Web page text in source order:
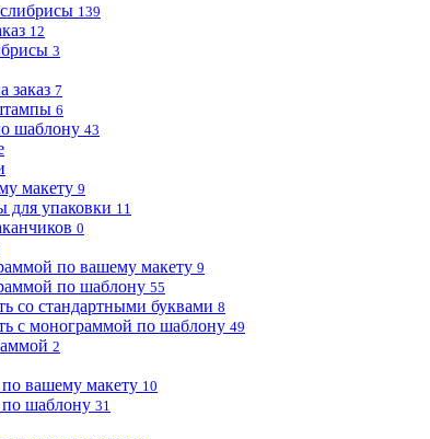
139
12
3
заказ 7
6
шаблону 43
макету 9
для упаковки 11
0
по вашему макету 9
по шаблону 55
со стандартными буквами 8
с монограммой по шаблону 49
2
вашему макету 10
шаблону 31